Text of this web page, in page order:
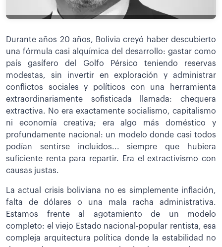
Durante años 20 años, Bolivia creyó haber descubierto
una fórmula casi alquímica del desarrollo: gastar como
país gasífero del Golfo Pérsico teniendo reservas
modestas, sin invertir en exploración y administrar
conflictos sociales y políticos con una herramienta
extraordinariamente sofisticada llamada: chequera
extractiva. No era exactamente socialismo, capitalismo
ni economía creativa; era algo más doméstico y
profundamente nacional: un modelo donde casi todos
podían sentirse incluidos... siempre que hubiera
suficiente renta para repartir. Era el extractivismo con
causas justas.
La actual crisis boliviana no es simplemente inflación,
falta de dólares o una mala racha administrativa.
Estamos frente al agotamiento de un modelo
completo: el viejo Estado nacional-popular rentista, esa
compleja arquitectura política donde la estabilidad no